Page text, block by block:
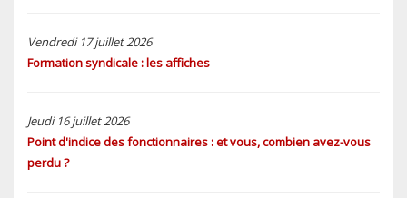
Vendredi 17 juillet 2026
Formation syndicale : les affiches
Jeudi 16 juillet 2026
Point d'indice des fonctionnaires : et vous, combien avez-vous
perdu ?